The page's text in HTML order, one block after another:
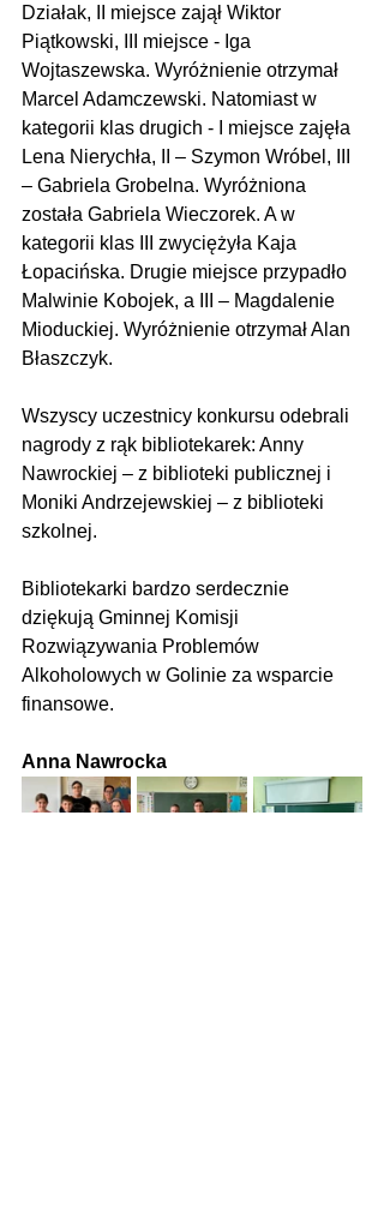
Działak, II miejsce zajął Wiktor
Piątkowski, III miejsce - Iga
Wojtaszewska. Wyróżnienie otrzymał
Marcel Adamczewski. Natomiast w
kategorii klas drugich - I miejsce zajęła
Lena Nierychła, II – Szymon Wróbel, III
– Gabriela Grobelna. Wyróżniona
została Gabriela Wieczorek. A w
kategorii klas III zwyciężyła Kaja
Łopacińska. Drugie miejsce przypadło
Malwinie Kobojek, a III – Magdalenie
Mioduckiej. Wyróżnienie otrzymał Alan
Błaszczyk.
Wszyscy uczestnicy konkursu odebrali
nagrody z rąk bibliotekarek: Anny
Nawrockiej – z biblioteki publicznej i
Moniki Andrzejewskiej – z biblioteki
szkolnej.
Bibliotekarki bardzo serdecznie
dziękują Gminnej Komisji
Rozwiązywania Problemów
Alkoholowych w Golinie za wsparcie
finansowe.
Anna Nawrocka